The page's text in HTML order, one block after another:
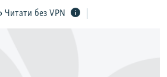
Читати без VPN